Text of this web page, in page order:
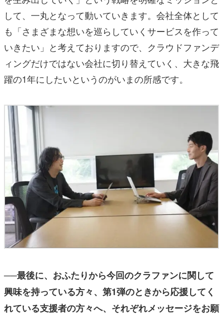
して、一丸となって動いていきます。会社全体として
も「さまざまな想いを巡らしていくサービスを作って
いきたい」と考えておりますので、クラウドファンデ
ィングだけではない会社に切り替えていく、大きな飛
躍の1年にしたいというのがいまの所感です。
──最後に、おふたりから今回のクラファンに関して
興味を持っている方々、第1弾のときから応援してく
れている支援者の方々へ、それぞれメッセージをお願